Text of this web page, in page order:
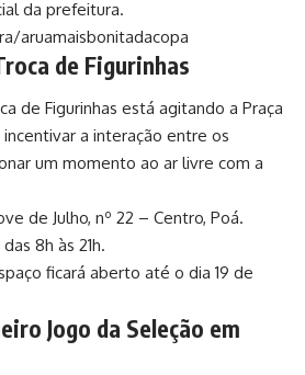
da prefeitura.
aruamaisbonitadacopa
de Figurinhas
de Figurinhas está agitando a Praça
a interação entre os
um momento ao ar livre com a
de Julho, nº 22 – Centro, Poá.
8h às 21h.
ficará aberto até o dia 19 de
Jogo da Seleção em